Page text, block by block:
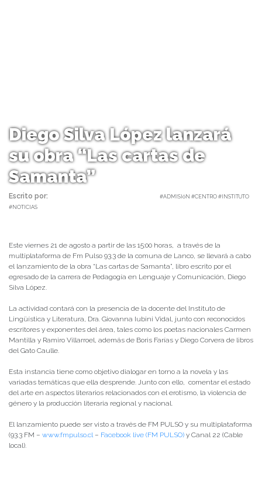
Diego Silva López lanzará
su obra “Las cartas de
Samanta”
Escrito por:
#ADMISIóN #CENTRO #INSTITUTO
#NOTICIAS
Este viernes 21 de agosto a partir de las 15:00 horas, a través de la
multiplataforma de Fm Pulso 93.3 de la comuna de Lanco, se llevará a cabo
el lanzamiento de la obra “Las cartas de Samanta”, libro escrito por el
egresado de la carrera de Pedagogía en Lenguaje y Comunicación, Diego
Silva López.
La actividad contará con la presencia de la docente del Instituto de
Lingüística y Literatura, Dra. Giovanna Iubini Vidal, junto con reconocidos
escritores y exponentes del área, tales como los poetas nacionales Carmen
Mantilla y Ramiro Villarroel, además de Boris Farías y Diego Corvera de libros
del Gato Caulle.
Esta instancia tiene como objetivo dialogar en torno a la novela y las
variadas temáticas que ella desprende. Junto con ello, comentar el estado
del arte en aspectos literarios relacionados con el erotismo, la violencia de
género y la producción literaria regional y nacional.
El lanzamiento puede ser visto a través de FM PULSO y su multiplataforma
(93.3 FM – www.fmpulso.cl– Facebook live (FM PULSO) y Canal 22 (Cable
local).